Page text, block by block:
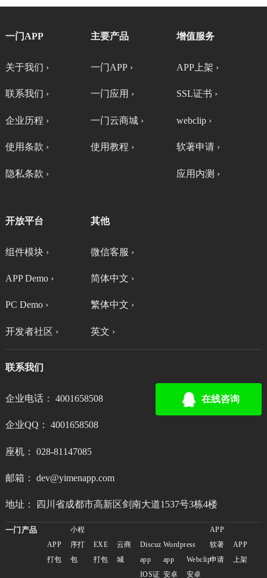
一门APP
关于我们 ›
联系我们 ›
企业历程 ›
使用条款 ›
隐私条款 ›
主要产品
一门APP ›
一门应用 ›
一门云商城 ›
使用教程 ›
增值服务
APP上架 ›
SSL证书 ›
webclip ›
软著申请 ›
应用内测 ›
开放平台
组件模块 ›
APP Demo ›
PC Demo ›
开发者社区 ›
其他
微信客服 ›
简体中文 ›
繁体中文 ›
英文 ›
联系我们
企业电话： 4001658508
企业QQ： 4001658508
座机： 028-81147085
邮箱： dev@yimenapp.com
地址： 四川省成都市高新区剑南大道1537号3栋4楼
在线咨询
一门产品
APP
打包
小程
序打
包
EXE
打包
云商
城
Discuz
app
Wordpress
app
Webclip
APP
软著
申请
APP
上架
IOS证 安卓
安卓